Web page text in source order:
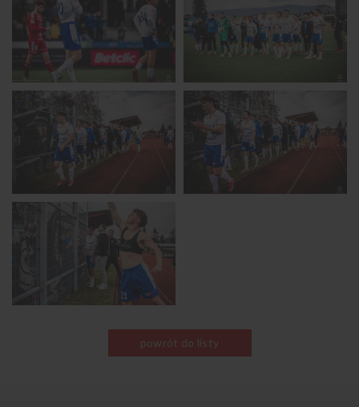
powrót do listy